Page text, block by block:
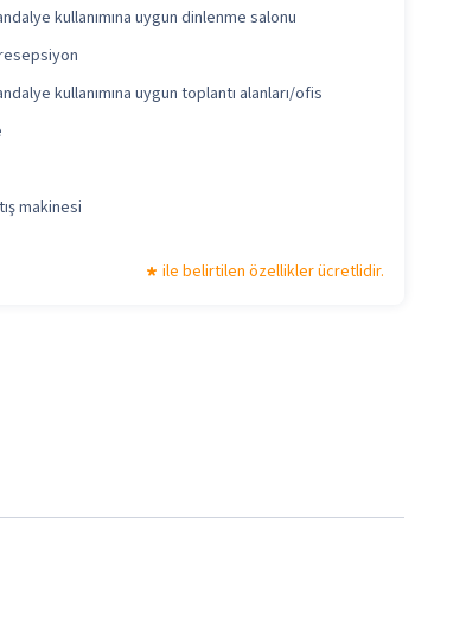
kullanımına uygun dinlenme salonu
kullanımına uygun toplantı alanları/ofis
makinesi
ile belirtilen özellikler ücretlidir.